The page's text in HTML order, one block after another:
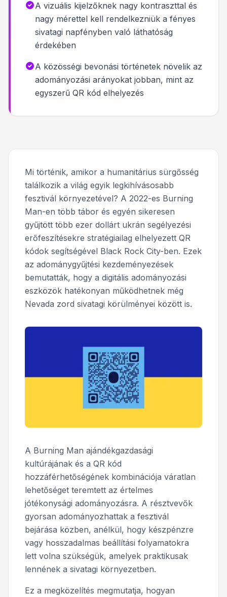
A vizuális kijelzőknek nagy kontraszttal és
nagy mérettel kell rendelkezniük a fényes
sivatagi napfényben való láthatóság
érdekében
A közösségi bevonási történetek növelik az
adományozási arányokat jobban, mint az
egyszerű QR kód elhelyezés
Mi történik, amikor a humanitárius sürgősség
találkozik a világ egyik legkihívásosabb
fesztivál környezetével? A 2022-es Burning
Man-en több tábor és egyén sikeresen
gyűjtött több ezer dollárt ukrán segélyezési
erőfeszítésekre stratégiailag elhelyezett QR
kódok segítségével Black Rock City-ben. Ezek
az adománygyűjtési kezdeményezések
bemutatták, hogy a digitális adományozási
eszközök hatékonyan működhetnek még
Nevada zord sivatagi körülményei között is.
A Burning Man ajándékgazdasági
kultúrájának és a QR kód
hozzáférhetőségének kombinációja váratlan
lehetőséget teremtett az értelmes
jótékonysági adományozásra. A résztvevők
gyorsan adományozhattak a fesztivál
bejárása közben, anélkül, hogy készpénzre
vagy hosszadalmas beállítási folyamatokra
lett volna szükségük, amelyek praktikusak
lennének a sivatagi környezetben.
Ez a megközelítés megmutatja, hogyan